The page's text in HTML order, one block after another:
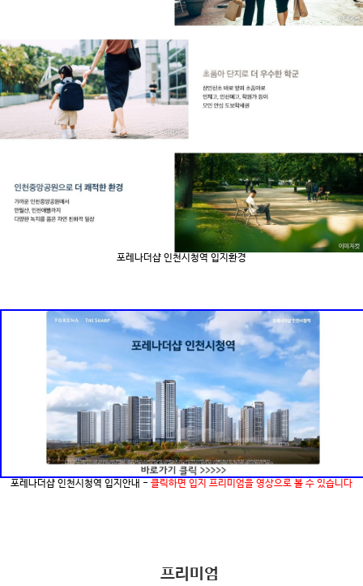
포레나더샵 인천시청역 입지환경
포레나더샵 인천시청역 입지안내 - 클릭하면 입지 프리미엄을 영상으로 볼 수 있습니다
프리미엄